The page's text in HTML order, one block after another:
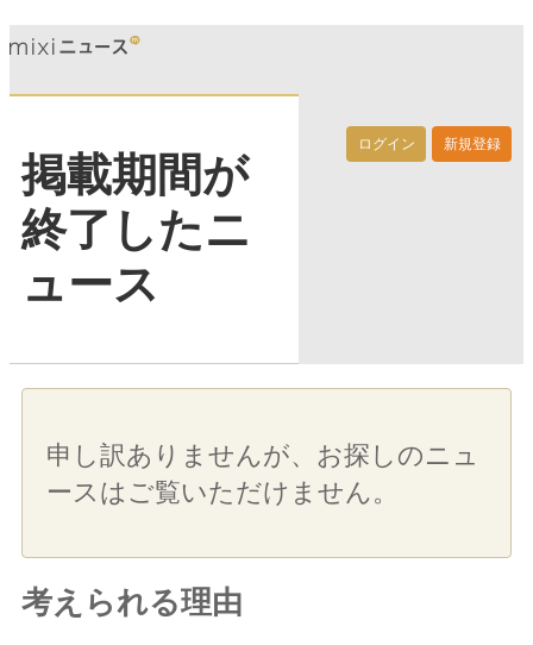
ログイン 新規登録
掲載期間が
終了したニ
ュース
申し訳ありませんが、お探しのニュ
ースはご覧いただけません。
考えられる理由